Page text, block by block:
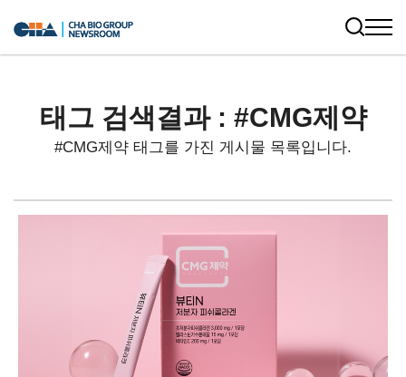
태그 검색결과 : #CMG제약
#CMG제약 태그를 가진 게시물 목록입니다.